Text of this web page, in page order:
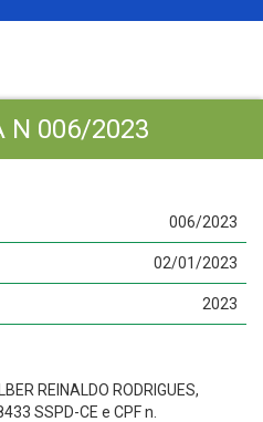
N 006/2023
006/2023
02/01/2023
2023
REINALDO RODRIGUES,
SSPD-CE e CPF n.